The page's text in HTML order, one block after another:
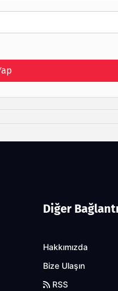
Diğer
Hakkımızda
Bize Ulaşın
RSS